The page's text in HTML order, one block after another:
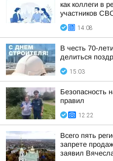
как коллеги в
участников
14:08
В честь 70-
делиться
15:03
Безопасность
правил
12:22
Всего пять
запрете
заявил